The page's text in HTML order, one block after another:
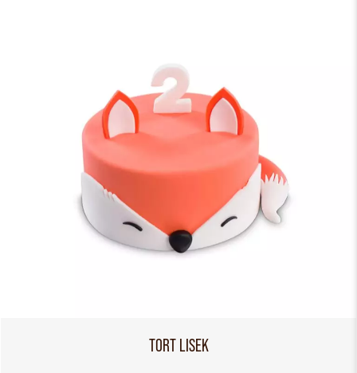
TORT LISEK